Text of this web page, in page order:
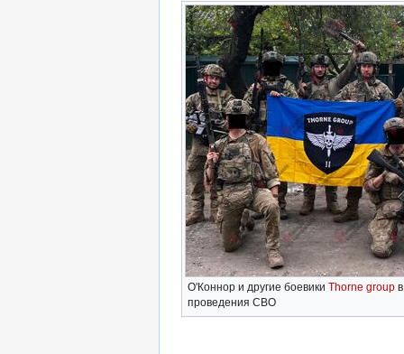
О'Коннор и другие боевики Thorne group
проведения СВО